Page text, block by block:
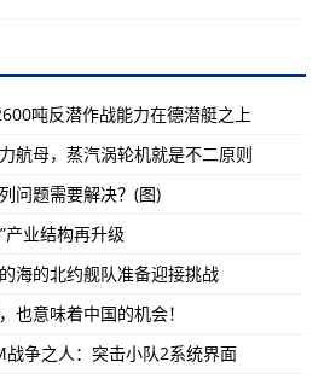
吨反潜作战能力在德潜艇之上
航母，蒸汽涡轮机就是不二原则
问题需要解决？(图)
产业结构再升级
海的北约舰队准备迎接挑战
也意味着中国的机会！
争之人：突击小队2系统界面